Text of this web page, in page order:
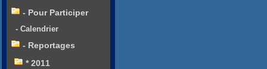
- Pour Participer
- Calendrier
- Reportages
* 2011